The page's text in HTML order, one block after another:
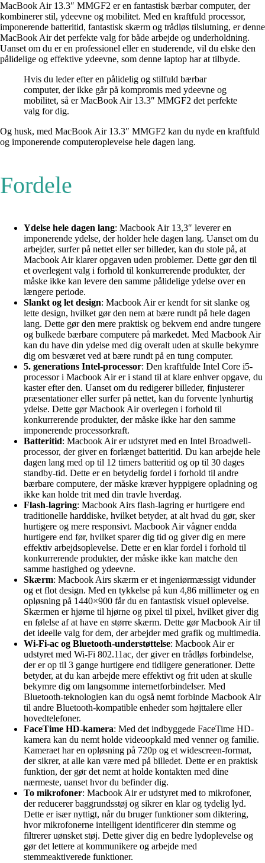
MacBook Air 13.3″ MMGF2 er en fantastisk bærbar computer, der
kombinerer stil, ydeevne og mobilitet. Med en kraftfuld processor,
imponerende batteritid, fantastisk skærm og trådløs tilslutning, er denne
MacBook Air det perfekte valg for både arbejde og underholdning.
Uanset om du er en professionel eller en studerende, vil du elske den
pålidelige og effektive ydeevne, som denne laptop har at tilbyde.
Hvis du leder efter en pålidelig og stilfuld bærbar
computer, der ikke går på kompromis med ydeevne og
mobilitet, så er MacBook Air 13.3″ MMGF2 det perfekte
valg for dig.
Og husk, med MacBook Air 13.3″ MMGF2 kan du nyde en kraftfuld
og imponerende computeroplevelse hele dagen lang.
Fordele
Ydelse hele dagen lang: Macbook Air 13,3″ leverer en
imponerende ydelse, der holder hele dagen lang. Uanset om du
arbejder, surfer på nettet eller ser billeder, kan du stole på, at
Macbook Air klarer opgaven uden problemer. Dette gør den til
et overlegent valg i forhold til konkurrerende produkter, der
måske ikke kan levere den samme pålidelige ydelse over en
længere periode.
Slankt og let design: Macbook Air er kendt for sit slanke og
lette design, hvilket gør den nem at bære rundt på hele dagen
lang. Dette gør den mere praktisk og bekvem end andre tungere
og bulkede bærbare computere på markedet. Med Macbook Air
kan du have din ydelse med dig overalt uden at skulle bekymre
dig om besværet ved at bære rundt på en tung computer.
5. generations Intel-processor: Den kraftfulde Intel Core i5-
processor i Macbook Air er i stand til at klare enhver opgave, du
kaster efter den. Uanset om du redigerer billeder, finjusterer
præsentationer eller surfer på nettet, kan du forvente lynhurtig
ydelse. Dette gør Macbook Air overlegen i forhold til
konkurrerende produkter, der måske ikke har den samme
imponerende processorkraft.
Batteritid: Macbook Air er udstyret med en Intel Broadwell-
processor, der giver en forlænget batteritid. Du kan arbejde hele
dagen lang med op til 12 timers batteritid og op til 30 dages
standby-tid. Dette er en betydelig fordel i forhold til andre
bærbare computere, der måske kræver hyppigere opladning og
ikke kan holde trit med din travle hverdag.
Flash-lagring: Macbook Airs flash-lagring er hurtigere end
traditionelle harddiske, hvilket betyder, at alt hvad du gør, sker
hurtigere og mere responsivt. Macbook Air vågner endda
hurtigere end før, hvilket sparer dig tid og giver dig en mere
effektiv arbejdsoplevelse. Dette er en klar fordel i forhold til
konkurrerende produkter, der måske ikke kan matche den
samme hastighed og ydeevne.
Skærm: Macbook Airs skærm er et ingeniørmæssigt vidunder
og et flot design. Med en tykkelse på kun 4,86 millimeter og en
opløsning på 1440×900 får du en fantastisk visuel oplevelse.
Skærmen er hjørne til hjørne og pixel til pixel, hvilket giver dig
en følelse af at have en større skærm. Dette gør Macbook Air til
det ideelle valg for dem, der arbejder med grafik og multimedia.
Wi-Fi-ac og Bluetooth-understøttelse: Macbook Air er
udstyret med Wi-Fi 802.11ac, der giver en trådløs forbindelse,
der er op til 3 gange hurtigere end tidligere generationer. Dette
betyder, at du kan arbejde mere effektivt og frit uden at skulle
bekymre dig om langsomme internetforbindelser. Med
Bluetooth-teknologien kan du også nemt forbinde Macbook Air
til andre Bluetooth-kompatible enheder som højttalere eller
hovedtelefoner.
FaceTime HD-kamera: Med det indbyggede FaceTime HD-
kamera kan du nemt holde videoopkald med venner og familie.
Kameraet har en opløsning på 720p og et widescreen-format,
der sikrer, at alle kan være med på billedet. Dette er en praktisk
funktion, der gør det nemt at holde kontakten med dine
nærmeste, uanset hvor du befinder dig.
To mikrofoner: Macbook Air er udstyret med to mikrofoner,
der reducerer baggrundsstøj og sikrer en klar og tydelig lyd.
Dette er især nyttigt, når du bruger funktioner som diktering,
hvor mikrofonerne intelligent identificerer din stemme og
filtrerer uønsket støj. Dette giver dig en bedre lydoplevelse og
gør det lettere at kommunikere og arbejde med
stemmeaktiverede funktioner.